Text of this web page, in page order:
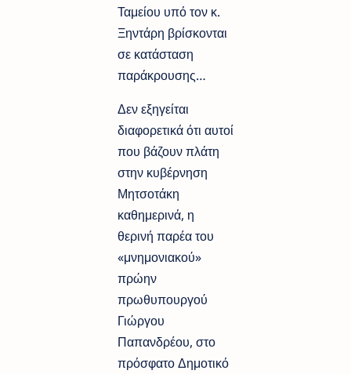
Ταμείου υπό τον κ.
Ξηντάρη βρίσκονται
σε κατάσταση
παράκρουσης…
Δεν εξηγείται
διαφορετικά ότι αυτοί
που βάζουν πλάτη
στην κυβέρνηση
Μητσοτάκη
καθημερινά, η
θερινή παρέα του
«μνημονιακού»
πρώην
πρωθυπουργού
Γιώργου
Παπανδρέου, στο
πρόσφατο Δημοτικό